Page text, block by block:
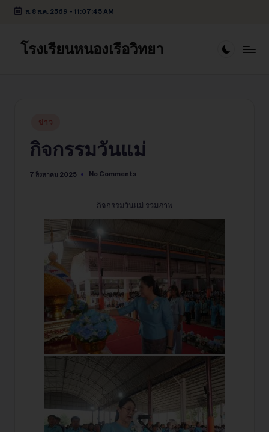
content
ส. 8 ส.ค. 2569 - 11:07:45 AM
โรงเรียนหนองเรือวิทยา
Posted
ข่าว
กิจกรรมวันแม่
7 สิงหาคม 2025 No Comments
กิจกรรมวันแม่ รวมภาพ